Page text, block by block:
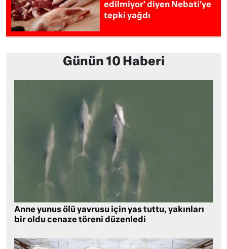
edilmiyor’ diyen Nebati’ye
tepki yağdı
Günün 10 Haberi
Anne yunus ölü yavrusu için yas tuttu, yakınları
bir oldu cenaze töreni düzenledi